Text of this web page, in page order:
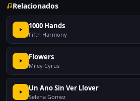
Relacionados
1000 Hands
Fifth Harmony
Flowers
Miley Cyrus
Un Ano Sin Ver Llover
Selena Gomez